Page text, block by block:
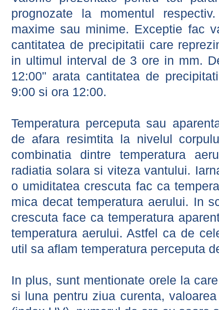
prognozate la momentul
maxime sau minime. Exceptie fac
cantitatea de precipitatii care
in ultimul interval de 3 ore in mm.
12:00" arata cantitatea de
9:00 si ora 12:00.
Temperatura perceputa sau
de afara resimtita la nivelul
combinatia dintre temperatura
radiatia solara si viteza vantului.
o umiditatea crescuta fac ca
mica decat temperatura aerului. In
crescuta face ca temperatura
temperatura aerului. Astfel ca de
util sa aflam temperatura perceputa
In plus, sunt mentionate orele la
si luna pentru ziua curenta,